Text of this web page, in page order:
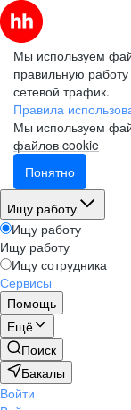
Мы используем
правильную
сетевой трафик.
Правила
Мы используем
файлов cookie
Понятно
Ищу работу
Ищу работу
Ищу работу
Ищу сотрудника
Сервисы
Помощь
Ещё
Поиск
Бакалы
Войти